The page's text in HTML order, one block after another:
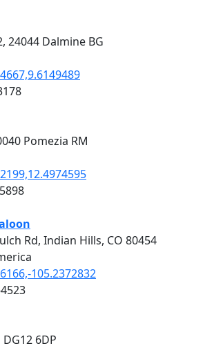
24044 Dalmine BG
Pomezia RM
Rd, Indian Hills, CO 80454
105.2372832
6DP